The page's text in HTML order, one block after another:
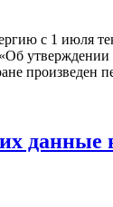
с 1 июля
произведен
данные